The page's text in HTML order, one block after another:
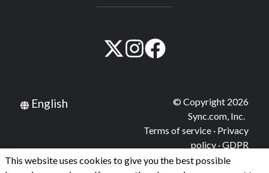
Visitez
(Twitter)
Visitez
Instagram
Visitez
Facebook
English
© Copyright 2026
Sync.com, Inc.
Terms of service · Privacy
policy ·GDPR
This website uses cookies to give you the best possible